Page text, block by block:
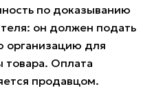
по доказыванию
он должен подать
организацию для
товара. Оплата
продавцом.